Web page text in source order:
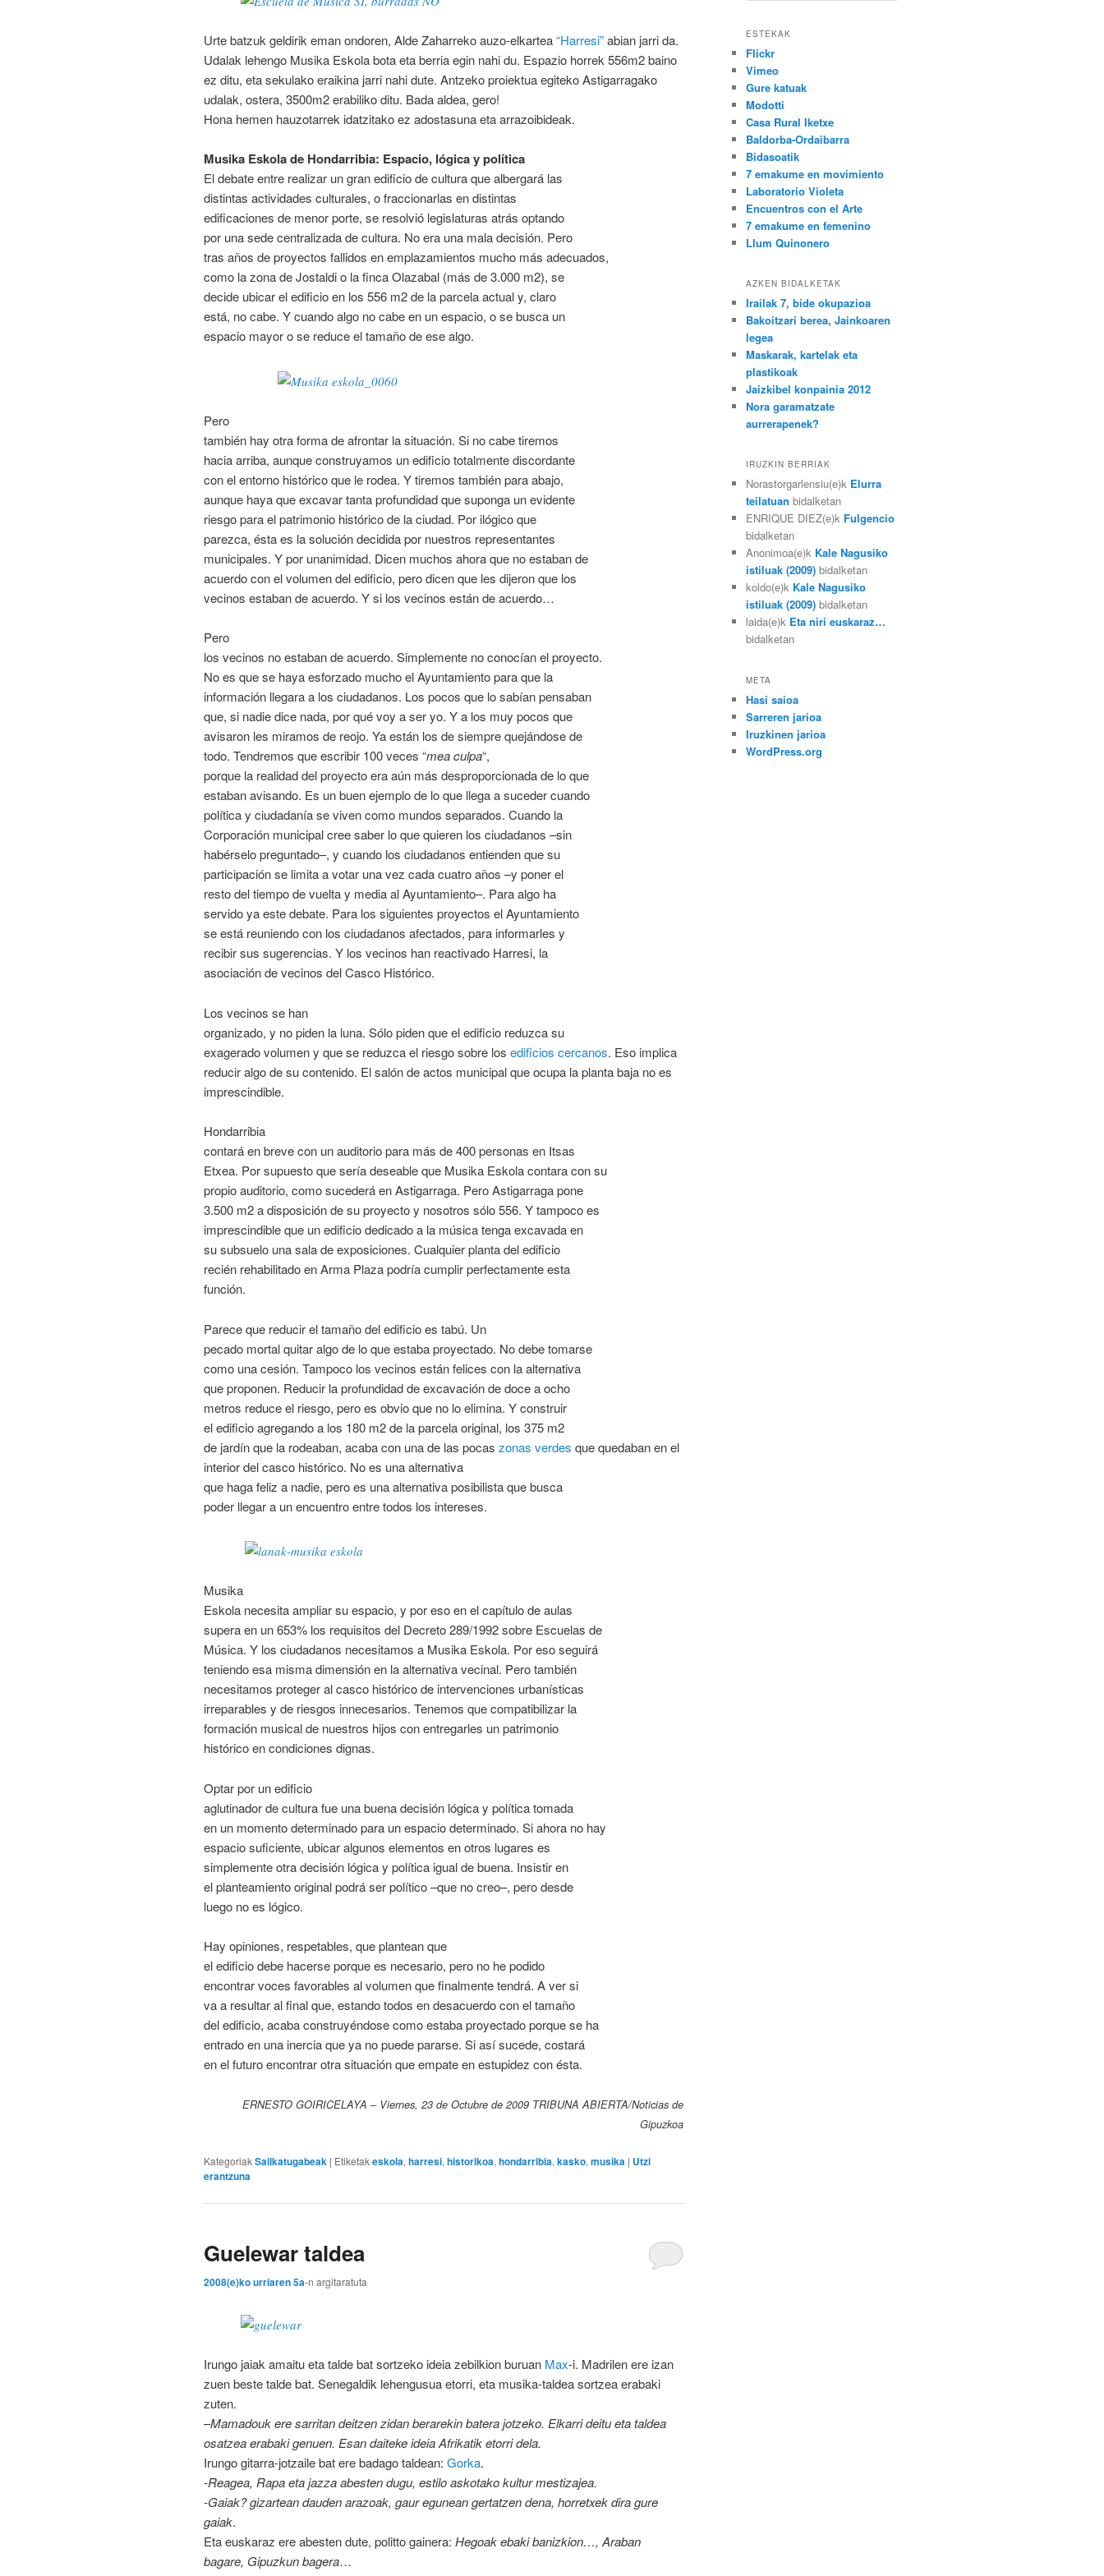
Urte batzuk geldirik eman ondoren, Alde Zaharreko auzo-elkartea“Harresi”abian jarri da.
Udalak lehengo Musika Eskola bota eta berria egin nahi du. Espazio horrek 556m2 baino
ez ditu, eta sekulako eraikina jarri nahi dute. Antzeko proiektua egiteko Astigarragako
udalak, ostera, 3500m2 erabiliko ditu. Bada aldea, gero!
Hona hemen hauzotarrek idatzitako ez adostasuna eta arrazoibideak.
Musika Eskola de Hondarribia: Espacio, lógica y política
El debate entre realizar un gran edificio de cultura que albergará las
distintas actividades culturales, o fraccionarlas en distintas
edificaciones de menor porte, se resolvió legislaturas atrás optando
por una sede centralizada de cultura. No era una mala decisión. Pero
tras años de proyectos fallidos en emplazamientos mucho más adecuados,
como la zona de Jostaldi o la finca Olazabal (más de 3.000 m2), se
decide ubicar el edificio en los 556 m2 de la parcela actual y, claro
está, no cabe. Y cuando algo no cabe en un espacio, o se busca un
espacio mayor o se reduce el tamaño de ese algo.
Pero
también hay otra forma de afrontar la situación. Si no cabe tiremos
hacia arriba, aunque construyamos un edificio totalmente discordante
con el entorno histórico que le rodea. Y tiremos también para abajo,
aunque haya que excavar tanta profundidad que suponga un evidente
riesgo para el patrimonio histórico de la ciudad. Por ilógico que
parezca, ésta es la solución decidida por nuestros representantes
municipales. Y por unanimidad. Dicen muchos ahora que no estaban de
acuerdo con el volumen del edificio, pero dicen que les dijeron que los
vecinos estaban de acuerdo. Y si los vecinos están de acuerdo…
Pero
los vecinos no estaban de acuerdo. Simplemente no conocían el proyecto.
No es que se haya esforzado mucho el Ayuntamiento para que la
información llegara a los ciudadanos. Los pocos que lo sabían pensaban
que, si nadie dice nada, por qué voy a ser yo. Y a los muy pocos que
avisaron les miramos de reojo. Ya están los de siempre quejándose de
todo. Tendremos que escribir 100 veces “mea culpa“,
porque la realidad del proyecto era aún más desproporcionada de lo que
estaban avisando. Es un buen ejemplo de lo que llega a suceder cuando
política y ciudadanía se viven como mundos separados. Cuando la
Corporación municipal cree saber lo que quieren los ciudadanos –sin
habérselo preguntado–, y cuando los ciudadanos entienden que su
participación se limita a votar una vez cada cuatro años –y poner el
resto del tiempo de vuelta y media al Ayuntamiento–. Para algo ha
servido ya este debate. Para los siguientes proyectos el Ayuntamiento
se está reuniendo con los ciudadanos afectados, para informarles y
recibir sus sugerencias. Y los vecinos han reactivado Harresi, la
asociación de vecinos del Casco Histórico.
Los vecinos se han
organizado, y no piden la luna. Sólo piden que el edificio reduzca su
exagerado volumen y que se reduzca el riesgo sobre los edificios cercanos. Eso implica
reducir algo de su contenido. El salón de actos municipal que ocupa la planta baja no es
imprescindible.
Hondarribia
contará en breve con un auditorio para más de 400 personas en Itsas
Etxea. Por supuesto que sería deseable que Musika Eskola contara con su
propio auditorio, como sucederá en Astigarraga. Pero Astigarraga pone
3.500 m2 a disposición de su proyecto y nosotros sólo 556. Y tampoco es
imprescindible que un edificio dedicado a la música tenga excavada en
su subsuelo una sala de exposiciones. Cualquier planta del edificio
recién rehabilitado en Arma Plaza podría cumplir perfectamente esta
función.
Parece que reducir el tamaño del edificio es tabú. Un
pecado mortal quitar algo de lo que estaba proyectado. No debe tomarse
como una cesión. Tampoco los vecinos están felices con la alternativa
que proponen. Reducir la profundidad de excavación de doce a ocho
metros reduce el riesgo, pero es obvio que no lo elimina. Y construir
el edificio agregando a los 180 m2 de la parcela original, los 375 m2
de jardín que la rodeaban, acaba con una de las pocas zonas verdes que quedaban en el
interior del casco histórico. No es una alternativa
que haga feliz a nadie, pero es una alternativa posibilista que busca
poder llegar a un encuentro entre todos los intereses.
Musika
Eskola necesita ampliar su espacio, y por eso en el capítulo de aulas
supera en un 653% los requisitos del Decreto 289/1992 sobre Escuelas de
Música. Y los ciudadanos necesitamos a Musika Eskola. Por eso seguirá
teniendo esa misma dimensión en la alternativa vecinal. Pero también
necesitamos proteger al casco histórico de intervenciones urbanísticas
irreparables y de riesgos innecesarios. Tenemos que compatibilizar la
formación musical de nuestros hijos con entregarles un patrimonio
histórico en condiciones dignas.
Optar por un edificio
aglutinador de cultura fue una buena decisión lógica y política tomada
en un momento determinado para un espacio determinado. Si ahora no hay
espacio suficiente, ubicar algunos elementos en otros lugares es
simplemente otra decisión lógica y política igual de buena. Insistir en
el planteamiento original podrá ser político –que no creo–, pero desde
luego no es lógico.
Hay opiniones, respetables, que plantean que
el edificio debe hacerse porque es necesario, pero no he podido
encontrar voces favorables al volumen que finalmente tendrá. A ver si
va a resultar al final que, estando todos en desacuerdo con el tamaño
del edificio, acaba construyéndose como estaba proyectado porque se ha
entrado en una inercia que ya no puede pararse. Si así sucede, costará
en el futuro encontrar otra situación que empate en estupidez con ésta.
ERNESTO GOIRICELAYA – Viernes, 23 de Octubre de 2009 TRIBUNA ABIERTA/Noticias de
Gipuzkoa
KategoriakSailkatugabeak | Etiketakeskola, harresi, historikoa, hondarribia, kasko, musika | Utzi
erantzuna
Guelewar taldea
2008(e)ko urriaren 5a-n argitaratuta
Irungo jaiak amaitu eta talde bat sortzeko ideia zebilkion buruan Max-i. Madrilen ere izan
zuen beste talde bat. Senegaldik lehengusua etorri, eta musika-taldea sortzea erabaki
zuten.
–Mamadouk ere sarritan deitzen zidan berarekin batera jotzeko. Elkarri deitu eta taldea
osatzea erabaki genuen. Esan daiteke ideia Afrikatik etorri dela.
Irungo gitarra-jotzaile bat ere badago taldean: Gorka.
-Reagea, Rapa eta jazza abesten dugu, estilo askotako kultur mestizajea.
-Gaiak? gizartean dauden arazoak, gaur egunean gertatzen dena, horretxek dira gure
gaiak.
Eta euskaraz ere abesten dute, politto gainera: Hegoak ebaki banizkion…, Araban
bagare, Gipuzkun bagera…
a
u
ESTEKAK
Flickr
Vimeo
Gure katuak
Modotti
Casa Rural Iketxe
Baldorba-Ordaibarra
Bidasoatik
7 emakume en movimiento
Laboratorio Violeta
Encuentros con el Arte
7 emakume en femenino
Llum Quinonero
AZKEN BIDALKETAK
Irailak 7, bide okupazioa
Bakoitzari berea, Jainkoaren
legea
Maskarak, kartelak eta
plastikoak
Jaizkibel konpainia 2012
Nora garamatzate
aurrerapenek?
IRUZKIN BERRIAK
Norastorgarlensiu(e)k Elurra
teilatuan bidalketan
ENRIQUE DIEZ(e)k Fulgencio
bidalketan
Anonimoa(e)k Kale Nagusiko
istiluak (2009) bidalketan
koldo(e)k Kale Nagusiko
istiluak (2009) bidalketan
laida(e)k Eta niri euskaraz…
bidalketan
META
Hasi saioa
Sarreren jarioa
Iruzkinen jarioa
WordPress.org